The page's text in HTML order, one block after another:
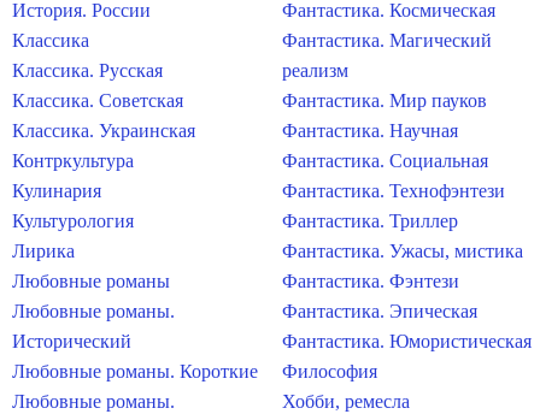
История. России
Классика
Классика. Русская
Классика. Советская
Классика. Украинская
Контркультура
Кулинария
Культурология
Лирика
Любовные романы
Любовные романы.
Исторический
Любовные романы. Короткие
Любовные романы.
Фантастика. Космическая
Фантастика. Магический
реализм
Фантастика. Мир пауков
Фантастика. Научная
Фантастика. Социальная
Фантастика. Технофэнтези
Фантастика. Триллер
Фантастика. Ужасы, мистика
Фантастика. Фэнтези
Фантастика. Эпическая
Фантастика. Юмористическая
Философия
Хобби, ремесла